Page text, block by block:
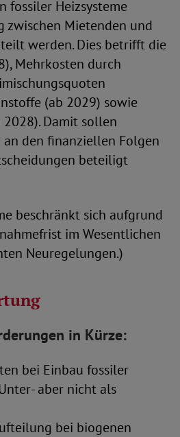
fossiler Heizsysteme
Mietenden und
werden. Dies betrifft die
Mehrkosten durch
(ab 2029) sowie
Damit sollen
den finanziellen Folgen
beteiligt
beschränkt sich aufgrund
im Wesentlichen
Neuregelungen.)
in Kürze:
bei Einbau fossiler
aber nicht als
bei biogenen